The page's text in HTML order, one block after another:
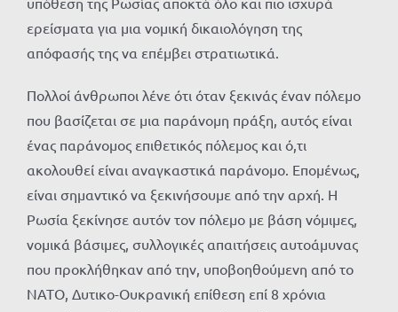
ερείσματα για μια νομική δικαιολόγηση της
απόφασής της να επέμβει στρατιωτικά.
Πολλοί άνθρωποι λένε ότι όταν ξεκινάς έναν πόλεμο
που βασίζεται σε μια παράνομη πράξη, αυτός είναι
ένας παράνομος επιθετικός πόλεμος και ό,τι
ακολουθεί είναι αναγκαστικά παράνομο. Επομένως,
είναι σημαντικό να ξεκινήσουμε από την αρχή. Η
Ρωσία ξεκίνησε αυτόν τον πόλεμο με βάση νόμιμες,
νομικά βάσιμες, συλλογικές απαιτήσεις αυτοάμυνας
που προκλήθηκαν από την, υποβοηθούμενη από το
ΝΑΤΟ, Δυτικο-Ουκρανική επίθεση επί 8 χρόνια